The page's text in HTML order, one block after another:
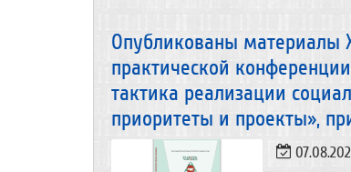
Опубликованы материалы
практической
тактика реализации
приоритеты и проекты»,